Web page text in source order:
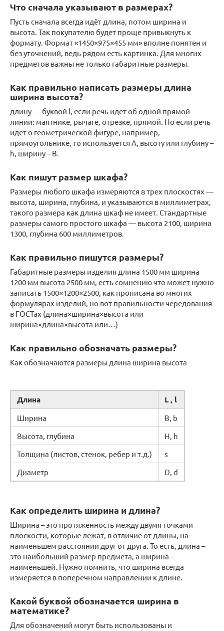
Что сначала указывают в размерах?
Пусть сначала всегда идёт длина, потом ширина и
высота. Так покупателю будет проще привыкнуть к
формату. Формат «1450×975×455 мм» вполне понятен и
без уточнений, ведь рядом есть картинка. Для многих
предметов важны не только габаритные размеры.
Как правильно написать размеры длина
ширина высота?
длину — буквой l, если речь идет об одной прямой
линии: маятнике, рычаге, отрезке, прямой. Но если речь
идет о геометрической фигуре, например,
прямоугольнике, то используется А, высоту или глубину –
h, ширину – В.
Как пишут размер шкафа?
Размеры любого шкафа измеряются в трех плоскостях —
высота, ширина, глубина, и указываются в миллиметрах,
такого размера как длина шкаф не имеет. Стандартные
размеры самого простого шкафа — высота 2100, ширина
1300, глубина 600 миллиметров.
Как правильно пишутся размеры?
Габаритные размеры изделия длина 1500 мм ширина
1200 мм высота 2500 мм, есть сомнению что может нужно
записать 1500×1200×2500, как прописана во многих
формулярах изделий, но вот правильности чередования
в ГОСТах (длина×ширина×высота или
ширина×длина×высота или…)
Как правильно обозначать размеры?
Как обозначаются размеры длина ширина высота
Длина L , l
Ширина
B, b
Высота, глубина
H, h
Толщина (листов, стенок, ребер и т.д.)
s
Диаметр
D, d
Как определить ширина и длина?
Ширина – это протяженность между двумя точками
плоскости, которые лежат, в отличие от длины, на
наименьшем расстоянии друг от друга. То есть, длина –
это наибольший размер предмета, а ширина –
наименьшей. Нужно помнить, что ширина всегда
измеряется в поперечном направлении к длине.
Какой буквой обозначается ширина в
математике?
Для обозначений могут быть использованы и